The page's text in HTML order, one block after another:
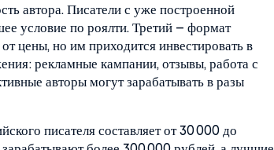
автора. Писатели с уже построенной
условие по роялти. Третий – формат
цены, но им приходится инвестировать в
рекламные кампании, отзывы, работа с
авторы могут зарабатывать в разы
писателя составляет от 30 000 до